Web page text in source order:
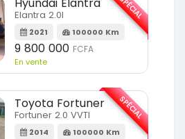
Elantra 2.0l
2021 100000 Km
9 800 000 FCFA
En vente
SPÉCIAL
Toyota Fortuner
Fortuner 2.0 VVTI
2014 100000 Km
SPÉCIAL